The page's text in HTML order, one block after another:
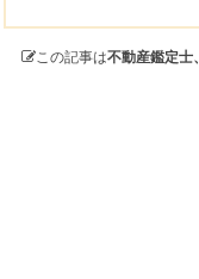
この記事は不動産鑑定士